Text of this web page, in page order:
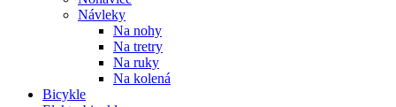
Návleky
Na nohy
Na tretry
Na ruky
Na kolená
Bicykle